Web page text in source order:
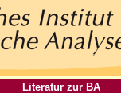
Literatur zur BA